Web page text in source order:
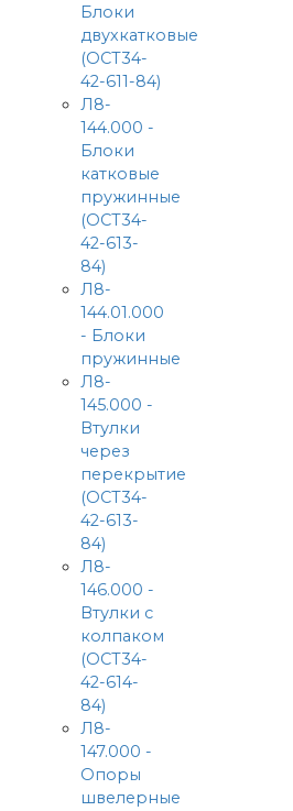
Блоки
двухкатковые
(ОСТ34-
42-611-84)
Л8-
144.000 -
Блоки
катковые
пружинные
(ОСТ34-
42-613-
84)
Л8-
144.01.000
- Блоки
пружинные
Л8-
145.000 -
Втулки
через
перекрытие
(ОСТ34-
42-613-
84)
Л8-
146.000 -
Втулки с
колпаком
(ОСТ34-
42-614-
84)
Л8-
147.000 -
Опоры
швелерные